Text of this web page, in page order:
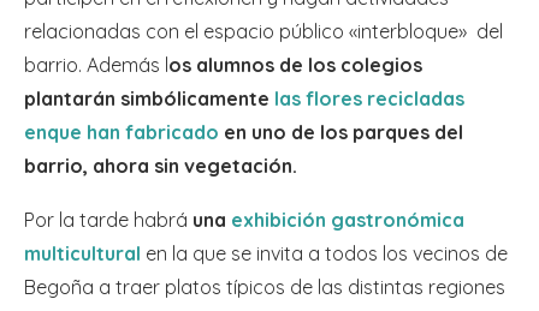
relacionadas con el espacio público «interbloque» del
barrio. Además los alumnos de los colegios
plantarán simbólicamente las flores recicladas
enque han fabricado en uno de los parques del
barrio, ahora sin vegetación.
Por la tarde habrá una exhibición gastronómica
multicultural en la que se invita a todos los vecinos de
Begoña a traer platos típicos de las distintas regiones